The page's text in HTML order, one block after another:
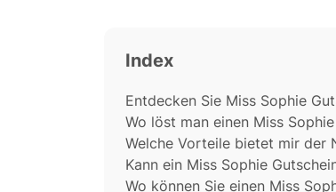
Index
Entdecken Sie Miss Sophie
Wo löst man einen Miss
Welche Vorteile bietet mir der
Kann ein Miss Sophie
Wo können Sie einen Miss